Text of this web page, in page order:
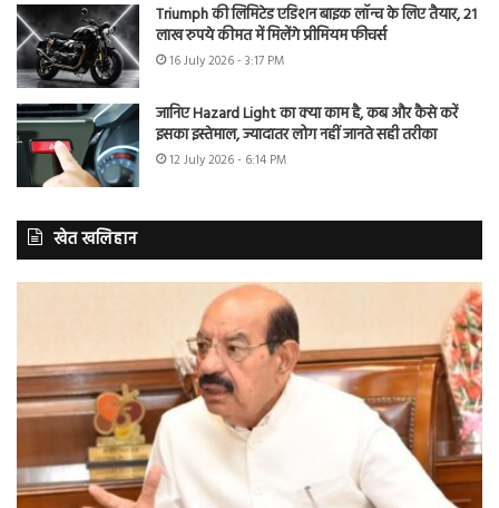
Triumph की लिमिटेड एडिशन बाइक लॉन्च के लिए तैयार, 21
लाख रुपये कीमत में मिलेंगे प्रीमियम फीचर्स
16 July 2026 - 3:17 PM
जानिए Hazard Light का क्या काम है, कब और कैसे करें
इसका इस्तेमाल, ज्यादातर लोग नहीं जानते सही तरीका
12 July 2026 - 6:14 PM
खेत खलिहान